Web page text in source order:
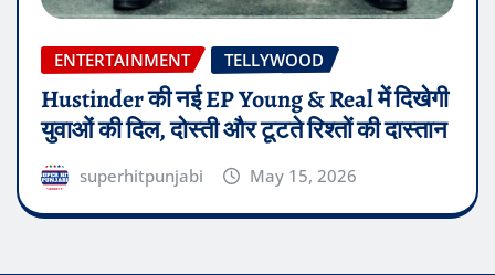
ENTERTAINMENT TELLYWOOD
Hustinder की नई EP Young & Real में दिखेगी
युवाओं की दिल, दोस्ती और टूटते रिश्तों की दास्तान
superhitpunjabi May 15, 2026